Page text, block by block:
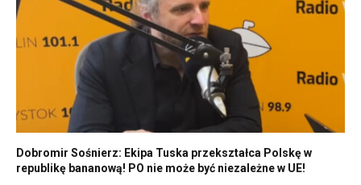
Dobromir Sośnierz: Ekipa Tuska przekształca Polskę w
republikę bananową! PO nie może być niezależne w UE!